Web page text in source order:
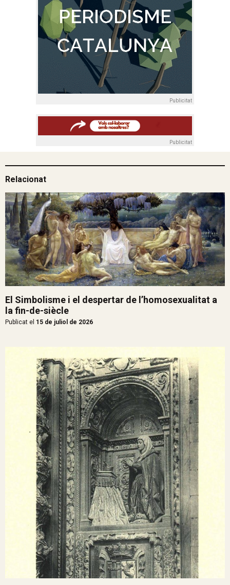
Publicitat
Publicitat
Relacionat
El Simbolisme i el despertar de l’homosexualitat a
la fin-de-siècle
Publicat el 15 de juliol de 2026